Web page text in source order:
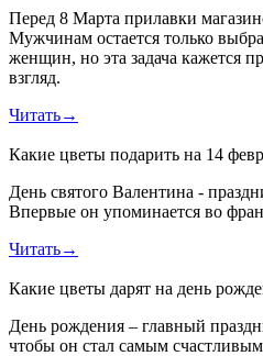
Перед 8 Марта прилавки
Мужчинам остается только
женщин, но эта задача кажется
взгляд.
Читать→
Какие цветы подарить на 14
День святого Валентина -
Впервые он упоминается во
Читать→
Какие цветы дарят на день
День рождения – главный
чтобы он стал самым